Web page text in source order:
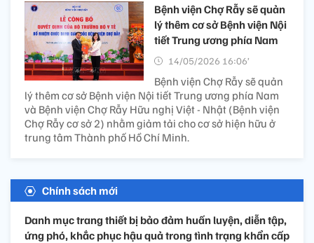
Bệnh viện Chợ Rẫy sẽ quản
lý thêm cơ sở Bệnh viện Nội
tiết Trung ương phía Nam
14/05/2026 16:06’
Bệnh viện Chợ Rẫy sẽ quản
lý thêm cơ sở Bệnh viện Nội tiết Trung ương phía Nam
và Bệnh viện Chợ Rẫy Hữu nghị Việt - Nhật (Bệnh viện
Chợ Rẫy cơ sở 2) nhằm giảm tải cho cơ sở hiện hữu ở
trung tâm Thành phố Hồ Chí Minh.
Chính sách mới
Danh mục trang thiết bị bảo đảm huấn luyện, diễn tập,
ứng phó, khắc phục hậu quả trong tình trạng khẩn cấp